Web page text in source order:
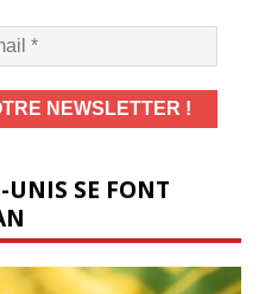
UNIS SE FONT